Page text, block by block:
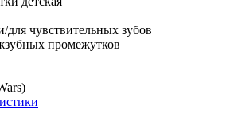
для чувствительных зубов
промежутков